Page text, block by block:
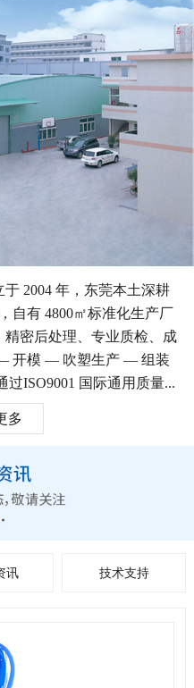
2004 年，东莞本土深耕
自有 4800㎡标准化生产厂
密后处理、专业质检、成
开模 — 吹塑生产 — 组装
ISO9001 国际通用质量...
多
讯 技术支持